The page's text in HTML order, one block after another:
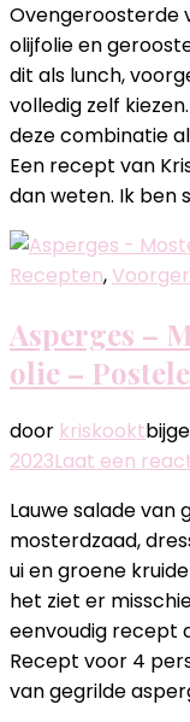
Ovengeroosterde
olijfolie en
dit als lunch,
volledig zelf
deze combinatie
Een recept van
dan weten. Ik ben
Recepten,
Asperges –
olie –
door kriskookt
2023Laat een
Lauwe salade van
mosterdzaad,
ui en groene
het ziet er
eenvoudig recept
Recept voor 4
van gegrilde